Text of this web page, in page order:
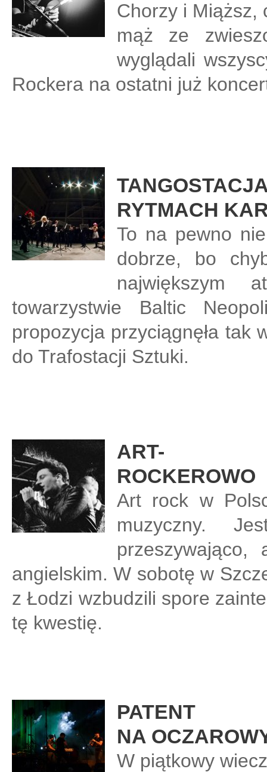
Chorzy i Miąższ,
mąż ze
wyglądali
Rockera na ostatni już
RYTMACH
To na pewno
dobrze, bo
największym
towarzystwie Baltic
propozycja przyciągnęła tak
do Trafostacji Sztuki.
ART-
ROCKEROWO
Art rock w
muzyczny.
angielskim. W sobotę w
z Łodzi wzbudzili spore
tę kwestię.
PATENT
NA
W piątkowy